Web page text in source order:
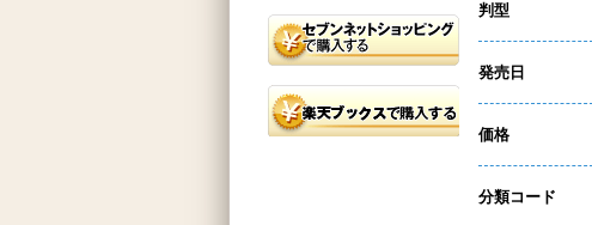
判型
発売日
価格
分類コード